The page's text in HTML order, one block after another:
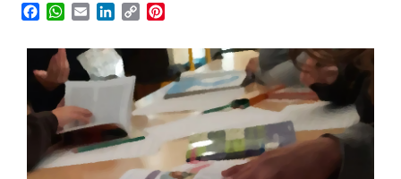
Facebook
WhatsApp
EmailLinkedIn
Copy